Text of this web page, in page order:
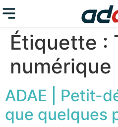
Étiquette :
numérique
ADAE | Petit-
que quelques